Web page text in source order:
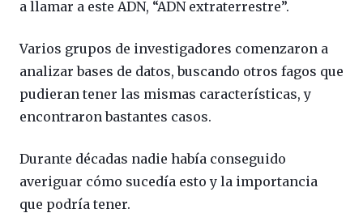
a llamar a este ADN, “ADN extraterrestre”.
Varios grupos de investigadores comenzaron a
analizar bases de datos, buscando otros fagos que
pudieran tener las mismas características, y
encontraron bastantes casos.
Durante décadas nadie había conseguido
averiguar cómo sucedía esto y la importancia
que podría tener.